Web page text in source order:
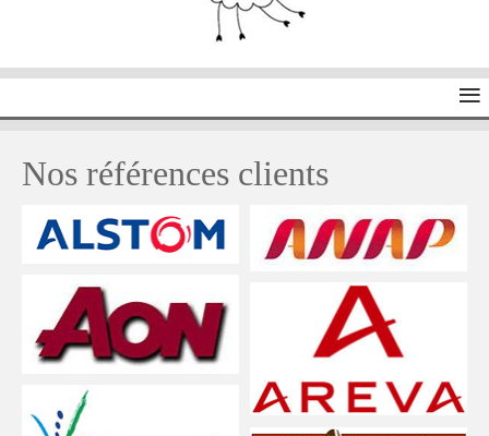
≡
Nos références clients